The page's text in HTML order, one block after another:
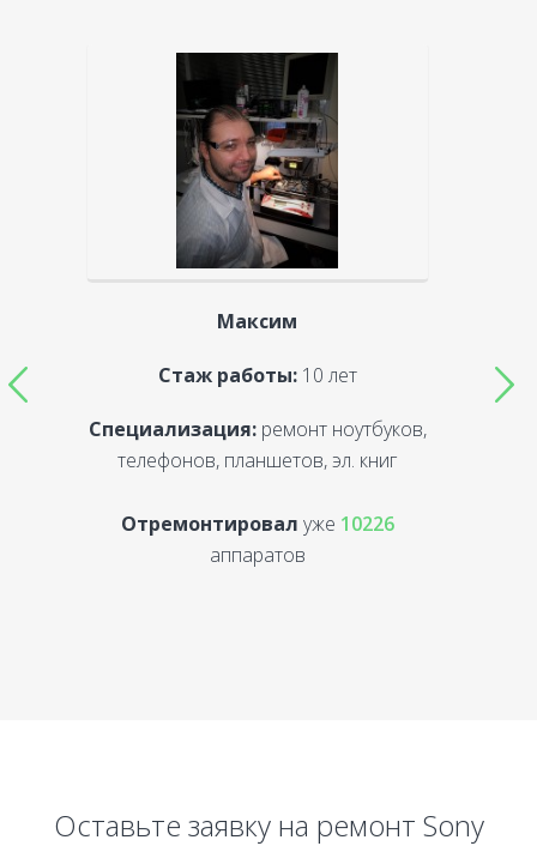
Максим
Стаж работы:10 лет
Специализация:ремонт ноутбуков,
телефонов, планшетов, эл. книг
Отремонтировал уже 10226
аппаратов
Оставьте заявку на ремонт Sony